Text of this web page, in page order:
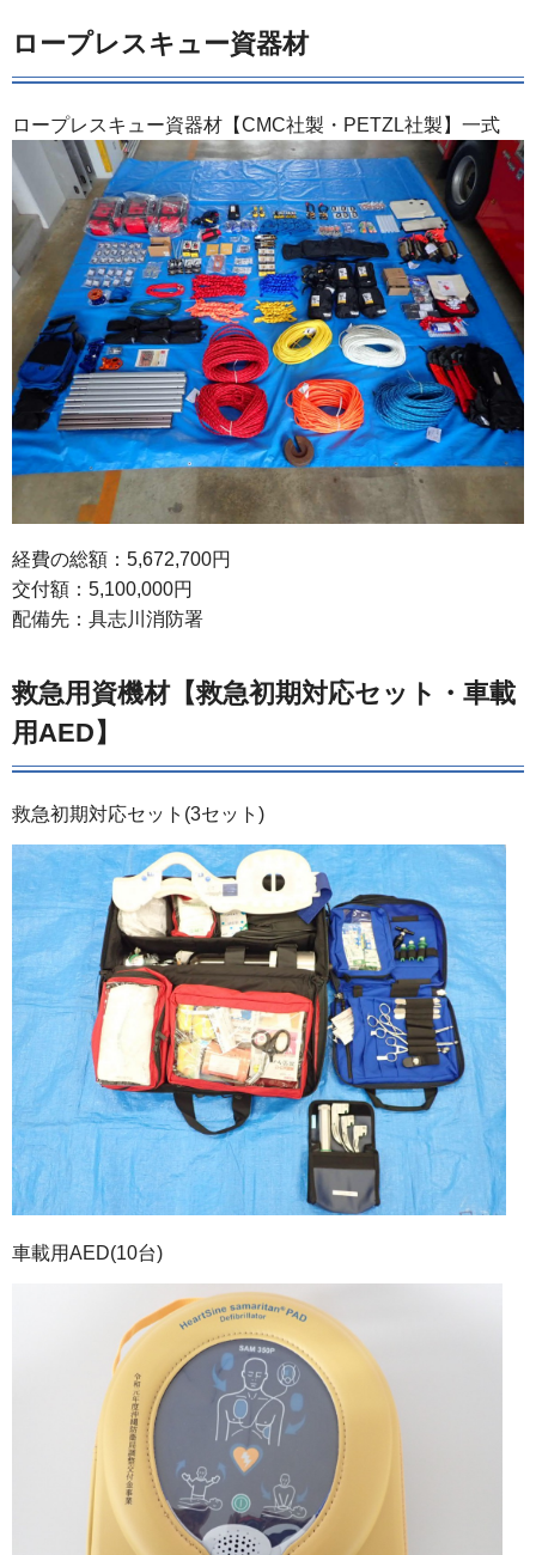
ロープレスキュー資器材
ロープレスキュー資器材【CMC社製・PETZL社製】一式
経費の総額：5,672,700円
交付額：5,100,000円
配備先：具志川消防署
救急用資機材【救急初期対応セット・車載
用AED】
救急初期対応セット(3セット)
車載用AED(10台)